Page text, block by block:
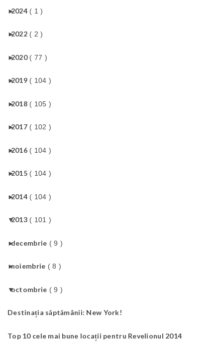
►
2024 ( 1 )
►
2022 ( 2 )
►
2020 ( 77 )
►
2019 ( 104 )
►
2018 ( 105 )
►
2017 ( 102 )
►
2016 ( 104 )
►
2015 ( 104 )
►
2014 ( 104 )
▼
2013 ( 101 )
►
decembrie ( 9 )
►
noiembrie ( 8 )
▼
octombrie ( 9 )
Destinația săptămânii: New York!
Top 10 cele mai bune locații pentru Revelionul 2014